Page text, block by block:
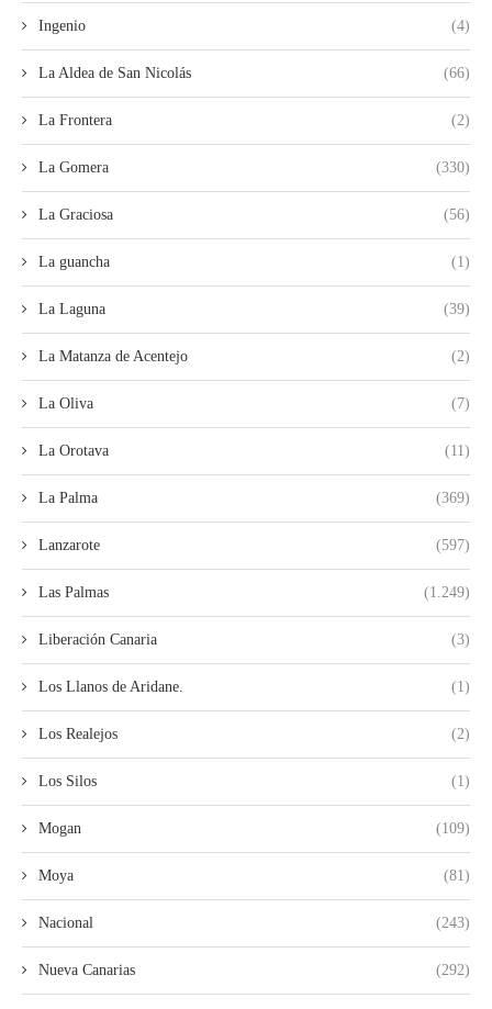
Ingenio (4)
La Aldea de San Nicolás (66)
La Frontera (2)
La Gomera (330)
La Graciosa (56)
La guancha (1)
La Laguna (39)
La Matanza de Acentejo (2)
La Oliva (7)
La Orotava (11)
La Palma (369)
Lanzarote (597)
Las Palmas (1.249)
Liberación Canaria (3)
Los Llanos de Aridane. (1)
Los Realejos (2)
Los Silos (1)
Mogan (109)
Moya (81)
Nacional (243)
Nueva Canarias (292)